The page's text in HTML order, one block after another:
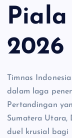
Piala
2026
Timnas
dalam laga
Pertandingan
Sumatera Utara,
duel krusial bagi